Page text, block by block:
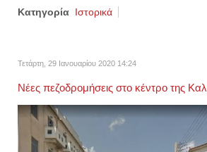
Κατηγορία Ιστορικά
Τετάρτη, 29 Ιανουαρίου 2020 14:24
Νέες πεζοδρομήσεις στο κέντρο της